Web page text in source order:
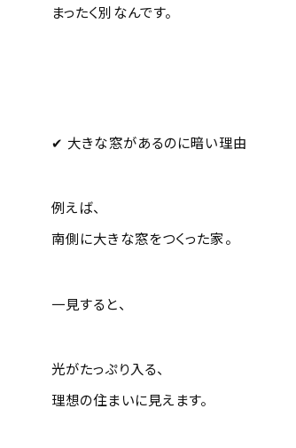
まったく別なんです。
✔ 大きな窓があるのに暗い理由
例えば、
南側に大きな窓をつくった家。
一見すると、
光がたっぷり入る、
理想の住まいに見えます。